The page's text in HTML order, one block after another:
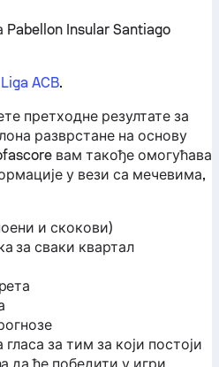
Insular Santiago
Liga ACB.
претходне резултате за
разврстане на основу
вам такође омогућава
у вези са мечевима,
и скокови)
за сваки квартал
за тим за који постоји